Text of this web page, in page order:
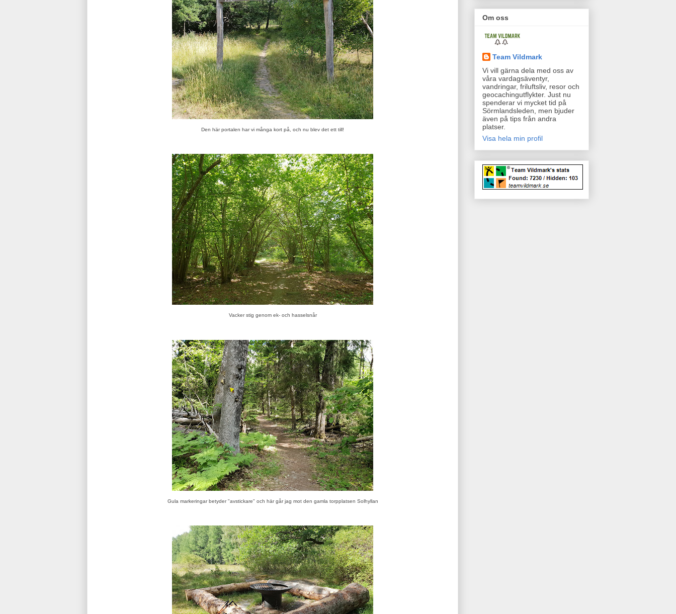
Den här portalen har vi många kort på, och nu blev det ett till!
Vacker stig genom ek- och hasselsnår
Gula markeringar betyder "avstickare" och här går jag mot den gamla torpplatsen Solhyllan
Om oss
Team Vildmark
Vi vill gärna dela med oss av
våra vardagsäventyr,
vandringar, friluftsliv, resor och
geocachingutflykter. Just nu
spenderar vi mycket tid på
Sörmlandsleden, men bjuder
även på tips från andra
platser.
Visa hela min profil